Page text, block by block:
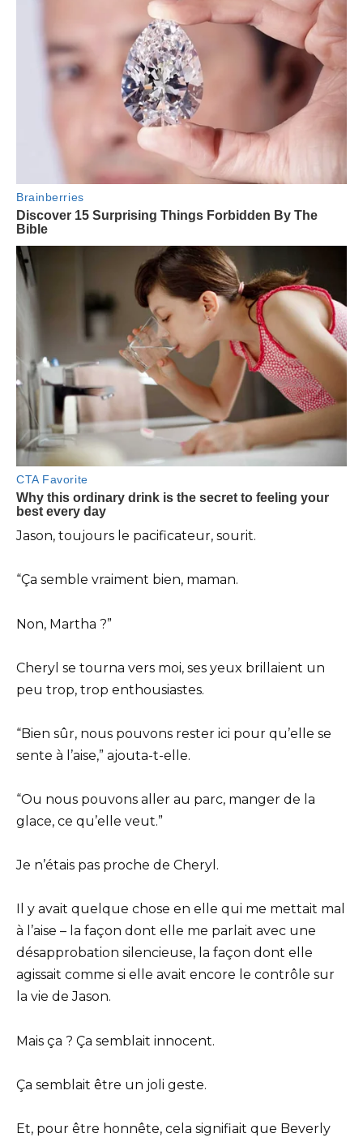
Jason, toujours le pacificateur, sourit.
“Ça semble vraiment bien, maman.
Non, Martha ?”
Cheryl se tourna vers moi, ses yeux brillaient un
peu trop, trop enthousiastes.
“Bien sûr, nous pouvons rester ici pour qu’elle se
sente à l’aise,” ajouta-t-elle.
“Ou nous pouvons aller au parc, manger de la
glace, ce qu’elle veut.”
Je n’étais pas proche de Cheryl.
Il y avait quelque chose en elle qui me mettait mal
à l’aise – la façon dont elle me parlait avec une
désapprobation silencieuse, la façon dont elle
agissait comme si elle avait encore le contrôle sur
la vie de Jason.
Mais ça ? Ça semblait innocent.
Ça semblait être un joli geste.
Et, pour être honnête, cela signifiait que Beverly